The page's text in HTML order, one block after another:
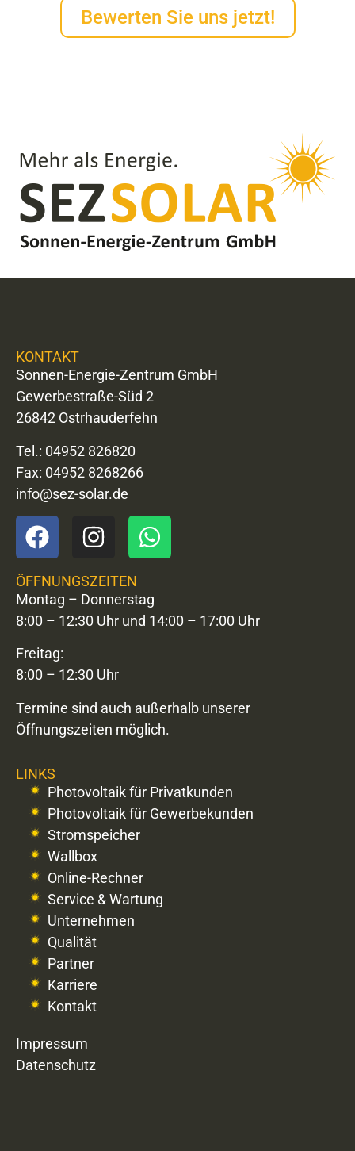
Bewerten Sie uns jetzt!
KONTAKT
Sonnen-Energie-Zentrum GmbH
Gewerbestraße-Süd 2
26842 Ostrhauderfehn
Tel.: 04952 826820
Fax: 04952 8268266
info@sez-solar.de
ÖFFNUNGSZEITEN
Montag – Donnerstag
8:00 – 12:30 Uhr und 14:00 – 17:00 Uhr
Freitag:
8:00 – 12:30 Uhr
Termine sind auch außerhalb unserer
Öffnungszeiten möglich.
LINKS
Photovoltaik für Privatkunden
Photovoltaik für Gewerbekunden
Stromspeicher
Wallbox
Online-Rechner
Service & Wartung
Unternehmen
Qualität
Partner
Karriere
Kontakt
Impressum
Datenschutz